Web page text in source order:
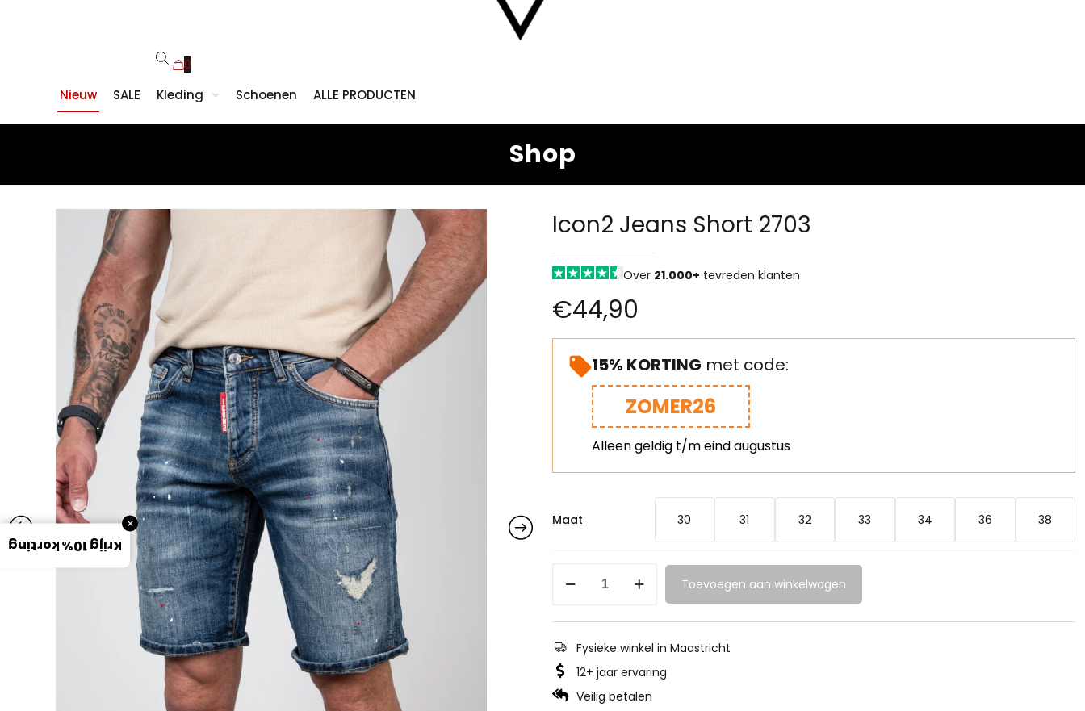
0
Nieuw SALE Kleding Schoenen ALLE PRODUCTEN
Shop
Icon2 Jeans Short 2703
Over 21.000+ tevreden klanten
€44,90
15% KORTING met code:
ZOMER26
Alleen geldig t/m eind augustus
Maat 30 31 32 33 34 36 38
Toevoegen aan winkelwagen
Fysieke winkel in Maastricht
12+ jaar ervaring
Veilig betalen
Krijg 10% korting
×